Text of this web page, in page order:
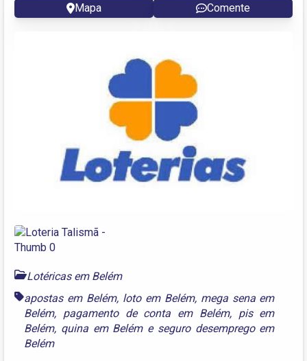
Mapa Comente
Lotéricas em Belém
apostas em Belém, loto em Belém, mega sena em
Belém, pagamento de conta em Belém, pis em
Belém, quina em Beléme seguro desemprego em
Belém